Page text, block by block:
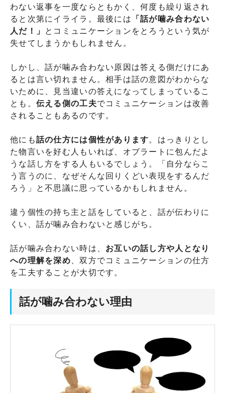
わない返事を一度ならともかく、何度も繰り返され
ると次第にイライラ。最後には
「話が噛み合わない
人だ！」
とコミュニケーションをとろうという気が
失せてしまうかもしれません。
しかし、話が噛み合わない原因は答える側だけにあ
るとは言い切れません。相手は話の意図がわからな
いために、見当違いの答えになってしまっているこ
とも。 伝える側の工夫でコミュニケーションは改善
されることもあるのです。
他にも話の仕方には個性があります。はっきりとし
た物言いを好む人もいれば、オブラートに包んだよ
うな話し方をする人もいるでしょう。「自分ならこ
う言うのに、なぜそんな回りくどい表現をするんだ
ろう」と不思議に思っているかもしれません。
違う個性の持ち主と話をしていると、話が伝わりに
くい、話が噛み合わないと感じがち。
話が噛み合わない時は、 お互いの話し方や人となり
への理解を深め 、双方でコミュニケーションの仕方
を工夫することが大切です。
話が噛み合わない理由